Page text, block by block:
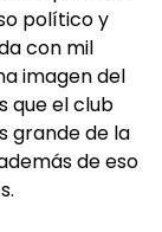
político y
con mil
imagen del
que el club
grande de la
de eso